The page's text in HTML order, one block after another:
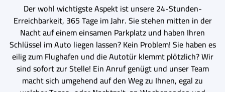
Der wohl wichtigste Aspekt ist unsere 24-Stunden-
Erreichbarkeit, 365 Tage im Jahr. Sie stehen mitten in der
Nacht auf einem einsamen Parkplatz und haben Ihren
Schlüssel im Auto liegen lassen? Kein Problem! Sie haben es
eilig zum Flughafen und die Autotür klemmt plötzlich? Wir
sind sofort zur Stelle! Ein Anruf genügt und unser Team
macht sich umgehend auf den Weg zu Ihnen, egal zu